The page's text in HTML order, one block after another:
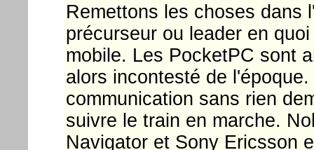
Remettons les choses dans
précurseur ou leader en
mobile. Les PocketPC sont
alors incontesté de
communication sans rien
suivre le train en marche.
Navigator et Sony Ericsson